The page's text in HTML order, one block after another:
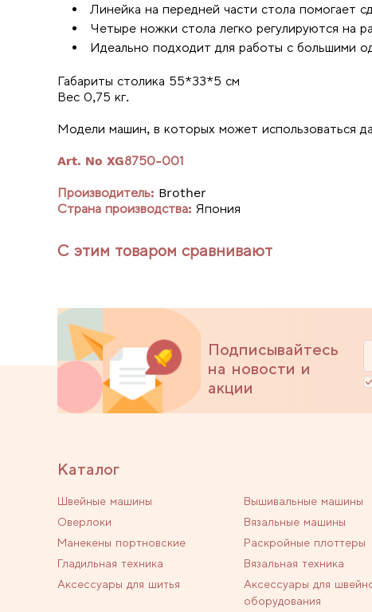
Линейка на передней части стола помогает
Четыре ножки стола легко регулируются на
Идеально подходит для работы с большими
Габариты столика 55*33*5 см
Вес 0,75 кг.
Модели машин, в которых может использоваться
Art. No XG8750-001
Производитель: Brother
Страна производства: Япония
С этим товаром сравнивают
Подписывайтесь
на новости и
акции
Каталог
Швейные машины
Вышивальные машины
Оверлоки
Вязальные машины
Манекены портновские
Раскройные плоттеры
Гладильная техника
Вязальная техника
Аксессуары для шитья
Аксессуары для
оборудования